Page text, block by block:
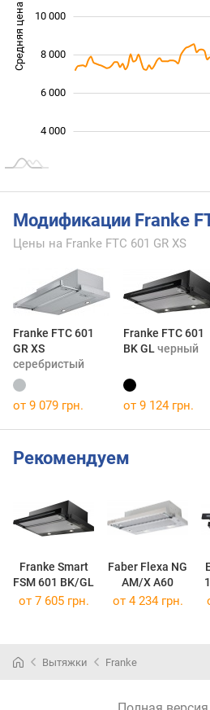
Средняя цена
4 000
6 000
8 000
10 000
Модификации Franke
Цены на Franke FTC 601 GR XS
Franke FTC 601
GR XS
серебристый
Franke FTC 601
BK GLчерный
от 9 079 грн. от 9 124 грн.
Рекомендуем
Franke Smart
FSM 601 BK/GL
Faber Flexa NG
AM/X A60
от 7 605 грн. от 4 234 грн.
Вытяжки Franke